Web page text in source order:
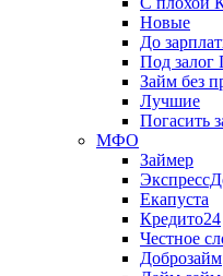
Новые
До
Под
Займ без
Лучшие
Погасить
МФО
Займер
Екапуста
Кредито24
Честное
Доброзайм